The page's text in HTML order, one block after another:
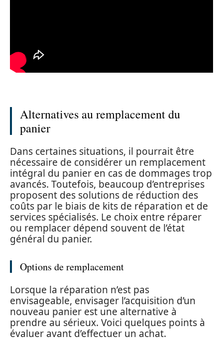
Alternatives au remplacement du
panier
Dans certaines situations, il pourrait être
nécessaire de considérer un remplacement
intégral du panier en cas de dommages trop
avancés. Toutefois, beaucoup d’entreprises
proposent des solutions de réduction des
coûts par le biais de kits de réparation et de
services spécialisés. Le choix entre réparer
ou remplacer dépend souvent de l’état
général du panier.
Options de remplacement
Lorsque la réparation n’est pas
envisageable, envisager l’acquisition d’un
nouveau panier est une alternative à
prendre au sérieux. Voici quelques points à
évaluer avant d’effectuer un achat.